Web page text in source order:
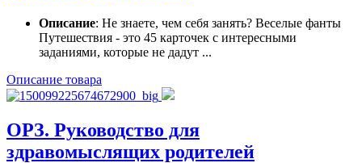
Описание: Не знаете, чем себя занять? Веселые фанты
Путешествия - это 45 карточек с интересными
заданиями, которые не дадут ...
Описание товара
ОРЗ. Руководство для
здравомыслящих родителей